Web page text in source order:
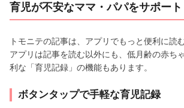
育児が不安なママ・パパをサポート
トモニテの記事は、アプリでもっと便利に読
アプリは記事を読む以外にも、低月齢の赤ち
利な「育児記録」の機能もあります。
ボタンタップで手軽な育児記録